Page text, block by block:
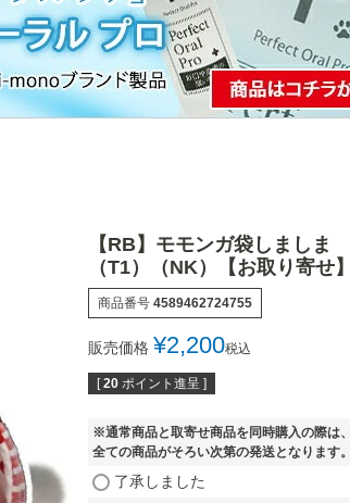
【RB】モモンガ袋しましま
（T1）（NK）【お取り寄せ】
商品番号 4589462724755
販売価格 ¥2,200税込
[ 20 ポイント進呈 ]
※通常商品と取寄せ商品を同時購入の際は、
全ての商品がそろい次第の発送となります。
了承しました